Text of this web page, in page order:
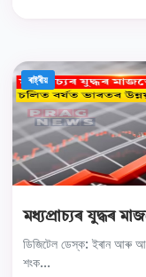
ৰাষ্ট্ৰীয়
মধ্যপ্রাচ্যৰ যুদ্ধৰ
ডিজিটেল ডেস্ক: ইৰান আৰু
শংক...